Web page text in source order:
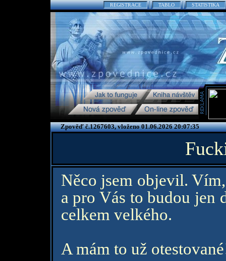
REGISTRACE TABLO STATISTIKA
Zpověď č.1267603, vloženo 01.06.2026 20:07:35
Něco jsem objevil.
a pro Vás to budou jen
celkem velkého.
A mám to už